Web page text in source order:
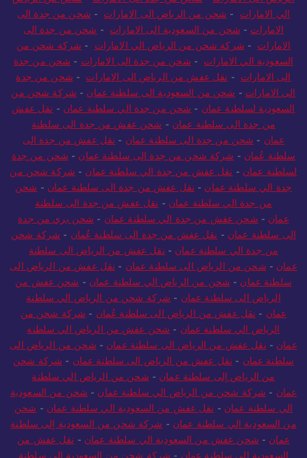
الي الامارات - شحن من الرياض الى الامارات - شحن من جدة الى
الامارات - شحن من السعودية الى الامارات - شحن من جدة الى
الامارات - شركة شحن من الرياض الي الامارات - شركة شحن من
السعودية الي الامارات - شحن من جدة الى الامارات - شحن من جدة
الى الامارات - نقل عفش من الرياض الى الامارات - شحن من جدة
الى الامارات - شحن من السعودية الى سلطنة عمان - شركة شحن من
السعودية لسلطنة عمان - شحن من جدة الي سلطنة عمان - نقل عفش
من جدة الى سلطنة عمان - شحن عفش من جدة الى سلطنة
عمان - شحن من جدة الى سلطنة عمان - نقل عفش من جدة الى
سلطنة عُمان - شركة شحن من جدة الى سلطنة عمان - شحن من جدة
لسلطنة عمان - نقل عفش من جدة الي سلطنة عمان - شركة شحن من
جدة الي سلطنة عمان - نقل عفش من جدة الى سلطنة عمان - شحن
من جدة الي سلطنة عمان - نقل عفش من جدة الى سلطنة
عمان - شحن عفش من جدة الي سلطنة عمان - شحن بري من جدة
الى سلطنة عمان - نقل عفش من جدة الى سلطنة عُمان - شركة شحن
من جدة الي سلطنة عمان - نقل عفش من الرياض الى سلطنة
عمان - شحن من الرياض الى سلطنة عمان - نقل عفش من الرياض الى
سلطنة عمان - شحن من الرياض الي سلطنة عمان - شحن عفش من
الرياض الى سلطنة عمان - شركة شحن من الرياض الي سلطنة
عمان - نقل عفش من الرياض الى سلطنة عُمان - شركة شحن من
الرياض الي سلطنة عمان - شحن عفش من الرياض الي سلطنة
عمان - نقل عفش من الرياض الى سلطنة عمان - شحن من الرياض الى
سلطنة عمان - نقل عفش من الرياض الى سلطنة عمان - شركة شحن
من الرياض إلى سلطنة عمان - شحن من الرياض الي سلطنة
عمان - شركة شحن من الرياض الي سلطنة عمان - شحن من السعودية
الي سلطنة عمان - نقل عفش من السعودية الي سلطنة عمان - شحن
من السعودية الي سلطنة عمان - شركة شحن من السعودية إلى سلطنة
عمان - شحن عفش من السعودية الي سلطنة عمان - نقل عفش من
السعودية الي سلطنة عمان - شركة شحن من السعودية الي سلطنة